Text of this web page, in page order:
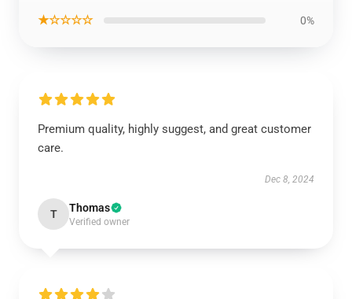
★☆☆☆☆ 0%
Premium quality, highly suggest, and great customer
care.
Dec 8, 2024
T Thomas
Verified owner